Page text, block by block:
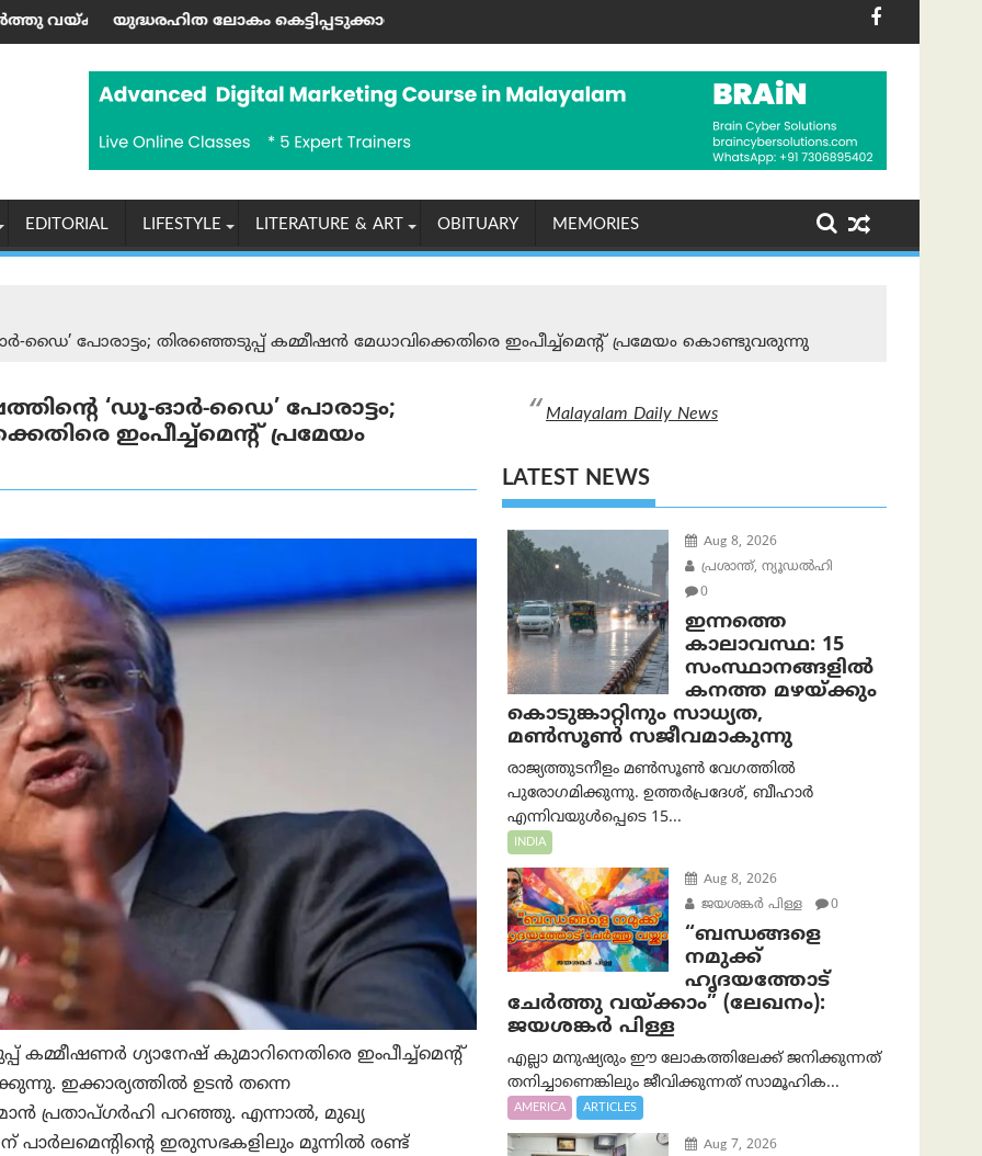
ജയശങ്കര്‍ പിള്ള
കെട്ടിപ്പടുക്കാന്‍ ആഹ്വാനം ചെയ്ത ഹിരോഷിമ ദിനാചരണം ശ്രദ്ധേയമായി
യൂണിയൻ കോപ് ശാഖയിൽ ഷോപ് ചെയ്തയാൾക്ക് അപ്പാർട്ട്മെന്റ് സമ്മാനം
പരമ്പരാഗത
EDITORIAL LIFESTYLE LITERATURE & ART OBITUARY MEMORIES
പോരാട്ടം; തിരഞ്ഞെടുപ്പ് കമ്മീഷൻ മേധാവിക്കെതിരെ ഇംപീച്ച്‌മെന്റ് പ്രമേയം കൊണ്ടുവരുന്നു
‘ഡൂ-ഓർ-ഡൈ’ പോരാട്ടം;
ഇംപീച്ച്‌മെന്റ് പ്രമേയം
കമ്മീഷണർ ഗ്യാനേഷ് കുമാറിനെതിരെ ഇംപീച്ച്‌മെന്റ്
ഇക്കാര്യത്തിൽ ഉടൻ തന്നെ
പ്രതാപ്ഗർഹി പറഞ്ഞു. എന്നാല്‍, മുഖ്യ
പാർലമെന്റിന്റെ ഇരുസഭകളിലും മൂന്നിൽ രണ്ട്
Malayalam Daily News
LATEST NEWS
Aug 8, 2026
പ്രശാന്ത്, ന്യൂഡല്‍ഹി
0
ഇന്നത്തെ
കാലാവസ്ഥ: 15
സംസ്ഥാനങ്ങളിൽ
കനത്ത മഴയ്ക്കും
കൊടുങ്കാറ്റിനും സാധ്യത,
മൺസൂൺ സജീവമാകുന്നു
രാജ്യത്തുടനീളം മൺസൂൺ വേഗത്തിൽ
പുരോഗമിക്കുന്നു. ഉത്തർപ്രദേശ്, ബീഹാർ
എന്നിവയുൾപ്പെടെ 15...
INDIA
Aug 8, 2026
ജയശങ്കര്‍ പിള്ള
0
“ബന്ധങ്ങളെ
നമുക്ക്
ഹൃദയത്തോട്
ചേർത്തു വയ്ക്കാം” (ലേഖനം):
ജയശങ്കര്‍ പിള്ള
എല്ലാ മനുഷ്യരും ഈ ലോകത്തിലേക്ക് ജനിക്കുന്നത്
തനിച്ചാണെങ്കിലും ജീവിക്കുന്നത് സാമൂഹിക...
AMERICA ARTICLES
Aug 7, 2026